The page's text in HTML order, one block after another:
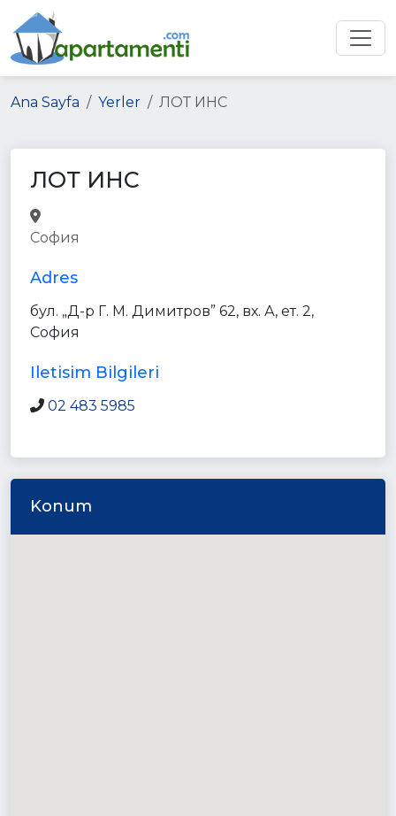
Ana Sayfa Yerler ЛОТ ИНС
ЛОТ ИНС
София
Adres
бул. „Д-р Г. М. Димитров” 62, вх. А, ет. 2,
София
Iletisim Bilgileri
02 483 5985
Konum